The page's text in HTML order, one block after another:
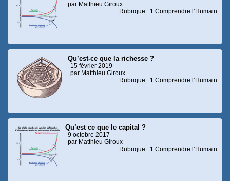
par Matthieu Giroux
Rubrique : 1 Comprendre l’Humain
Qu’est-ce que la richesse ?
15 février 2019
par Matthieu Giroux
Rubrique : 1 Comprendre l’Humain
Qu’est ce que le capital ?
9 octobre 2017
par Matthieu Giroux
Rubrique : 1 Comprendre l’Humain